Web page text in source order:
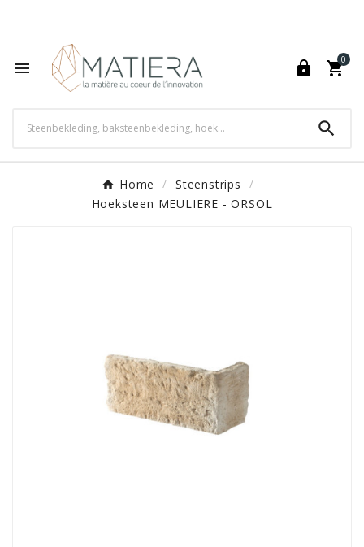
  
0

Home
Steenstrips
Hoeksteen MEULIERE - ORSOL